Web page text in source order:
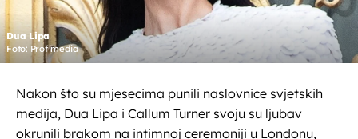
Dua Lipa
Foto: Profimedia
Nakon što su mjesecima punili naslovnice svjetskih
medija, Dua Lipa i Callum Turner svoju su ljubav
okrunili brakom na intimnoj ceremoniji u Londonu,